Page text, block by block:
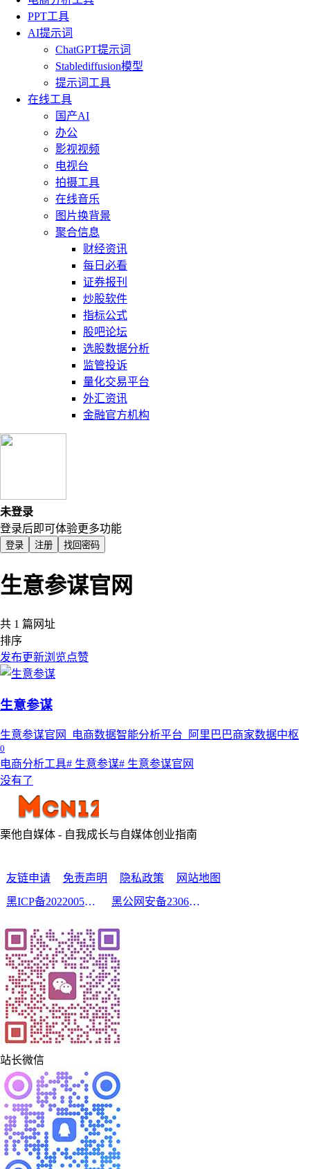
PPT工具
AI提示词
ChatGPT提示词
Stablediffusion模型
提示词工具
在线工具
国产AI
办公
影视视频
电视台
拍摄工具
在线音乐
图片换背景
聚合信息
财经资讯
每日必看
证券报刊
炒股软件
指标公式
股吧论坛
选股数据分析
监管投诉
量化交易平台
外汇资讯
金融官方机构
未登录
登录后即可体验更多功能
登录 注册 找回密码
生意参谋官网
共 1 篇网址
排序
发布更新浏览点赞
生意参谋
生意参谋官网_电商数据智能分析平台_阿里巴巴商家数据中枢
0
电商分析工具# 生意参谋# 生意参谋官网
没有了
栗他自媒体 - 自我成长与自媒体创业指南
友链申请 免责声明 隐私政策
网站地图
黑ICP备2022005210号-2
黑公网安备23060302000213号
站长微信